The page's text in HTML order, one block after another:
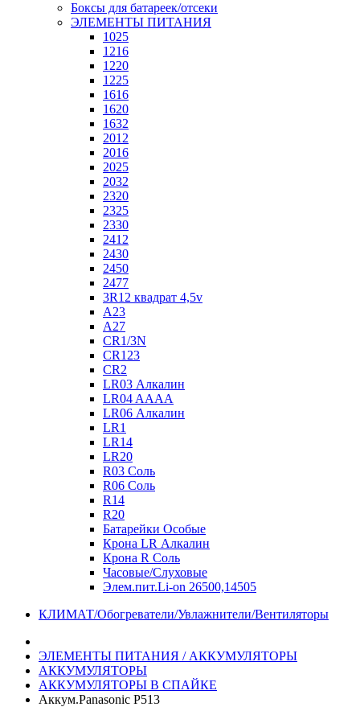
Боксы для батареек/отсеки
ЭЛЕМЕНТЫ ПИТАНИЯ
1025
1216
1220
1225
1616
1620
1632
2012
2016
2025
2032
2320
2325
2330
2412
2430
2450
2477
3R12 квадрат 4,5v
A23
A27
CR1/3N
CR123
CR2
LR03 Алкалин
LR04 AAAA
LR06 Алкалин
LR1
LR14
LR20
R03 Соль
R06 Соль
R14
R20
Батарейки Особые
Крона LR Алкалин
Крона R Соль
Часовые/Слуховые
Элем.пит.Li-on 26500,14505
КЛИМАТ/Обогреватели/Увлажнители/Вентиляторы
ЭЛЕМЕНТЫ ПИТАНИЯ / АККУМУЛЯТОРЫ
АККУМУЛЯТОРЫ
АККУМУЛЯТОРЫ В СПАЙКЕ
Аккум.Panasonic P513